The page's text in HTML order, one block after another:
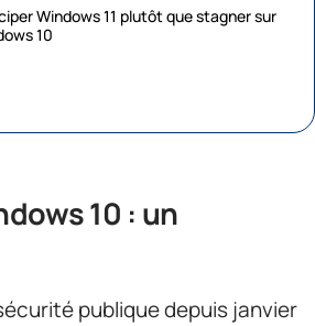
Windows 11 plutôt que stagner sur
10
10 : un
publique depuis janvier